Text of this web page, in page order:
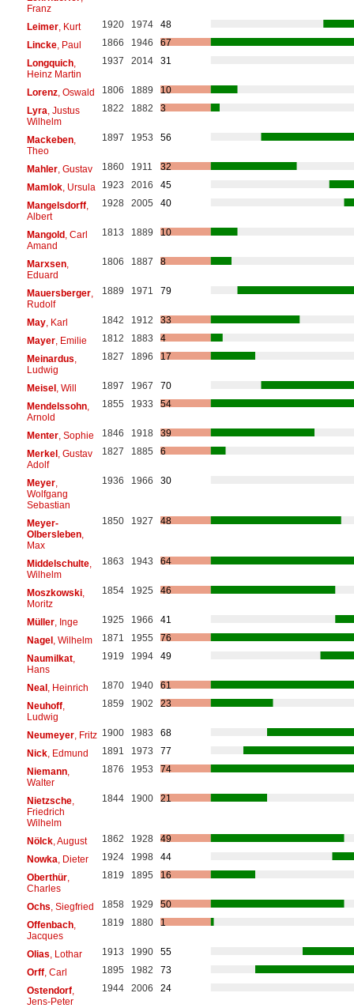
Franz
Leimer, Kurt 1920 1974
48
Lincke, Paul 1866 1946
67
Longquich,
Heinz Martin
1937 2014 31
Lorenz, Oswald 1806 1889
10
Lyra , Justus
Wilhelm
1822 1882 3
Mackeben,
Theo
1897 1953 56
Mahler, Gustav 1860 1911
32
Mamlok, Ursula 1923 2016
45
Mangelsdorff,
Albert
1928 2005 40
Mangold, Carl
Amand
1813 1889 10
Marxsen,
Eduard
1806 1887 8
Mauersberger,
Rudolf
1889 1971 79
May, Karl 1842 1912
33
Mayer, Emilie 1812 1883
4
Meinardus
Ludwig
1827 1896 17
Meisel, Will 1897 1967
70
Mendelssohn,
Arnold
1855 1933 54
Menter, Sophie 1846 1918
39
Merkel, Gustav
Adolf
1827 1885 6
Meyer,
Wolfgang
Sebastian
1936 1966 30
Meyer-
Olbersleben,
Max
1850 1927 48
Middelschulte,
Wilhelm
1863 1943 64
Moszkowski,
Moritz
1854 1925 46
Müller, Inge 1925 1966
41
Nagel, Wilhelm 1871 1955
76
Naumilkat,
Hans
1919 1994 49
Neal, Heinrich 1870 1940
61
Neuhoff,
Ludwig
1859 1902 23
Neumeyer, Fritz 1900 1983
68
Nick, Edmund 1891 1973
77
Niemann,
Walter
1876 1953 74
Nietzsche,
Friedrich
Wilhelm
1844 1900 21
Nölck, August 1862 1928
49
Nowka , Dieter 1924 1998
44
Oberthür,
Charles
1819 1895 16
Ochs , Siegfried 1858 1929
50
Offenbach,
Jacques
1819 1880 1
Olias , Lothar 1913 1990
55
Orff, Carl 1895 1982
73
Ostendorf,
Jens-Peter
1944 2006 24